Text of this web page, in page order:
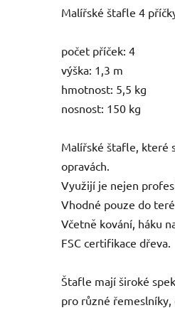
Malířské štafle 4
počet příček: 4
výška: 1,3 m
hmotnost: 5,5 kg
nosnost: 150 kg
Malířské štafle, které
opravách.
Využijí je nejen
Vhodné pouze do
Včetně kování, háku
FSC certifikace dřeva.
Štafle mají široké
pro různé řemeslníky,